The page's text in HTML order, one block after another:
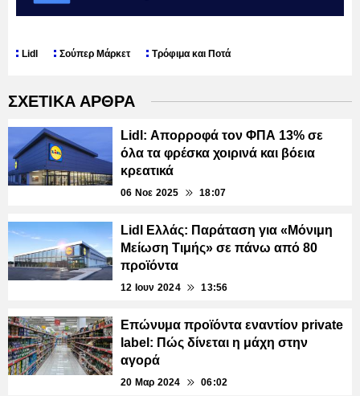
Lidl Σούπερ Μάρκετ Τρόφιμα και Ποτά
ΣΧΕΤΙΚΑ ΑΡΘΡΑ
Lidl: Απορροφά τον ΦΠΑ 13% σε
όλα τα φρέσκα χοιρινά και βόεια
κρεατικά
06 Νοε 2025 18:07
Lidl Ελλάς: Παράταση για «Μόνιμη
Μείωση Τιμής» σε πάνω από 80
προϊόντα
12 Ιουν 2024 13:56
Επώνυμα προϊόντα εναντίον private
label: Πώς δίνεται η μάχη στην
αγορά
20 Μαρ 2024 06:02